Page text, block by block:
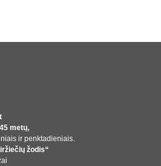
metų,
ir penktadieniais.
žodis“